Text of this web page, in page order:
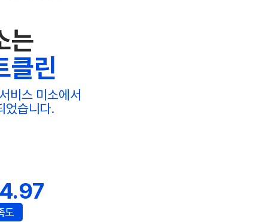
는
클린
비스 미소에서
었습니다.
도